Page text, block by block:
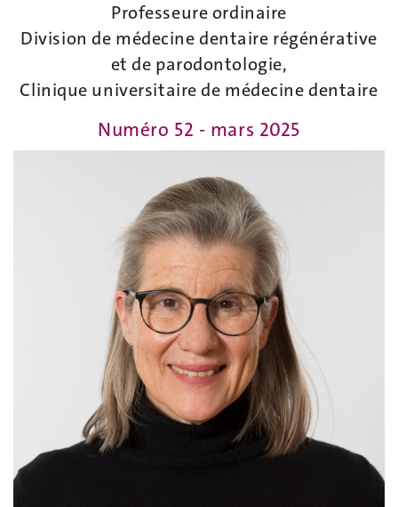
Professeure ordinaire
Division de médecine dentaire régénérative
et de parodontologie,
Clinique universitaire de médecine dentaire
Numéro 52 - mars 2025